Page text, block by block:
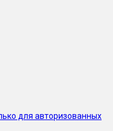
для авторизованных